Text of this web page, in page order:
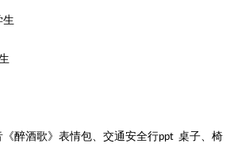
《醉酒歌》表情包、交通安全行ppt 桌子、椅